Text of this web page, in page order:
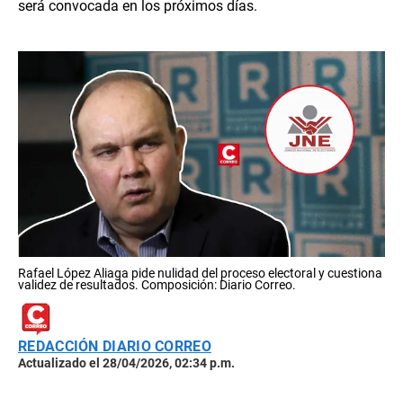
será convocada en los próximos días.
Rafael López Aliaga pide nulidad del proceso electoral y cuestiona
validez de resultados. Composición: Diario Correo.
REDACCIÓN DIARIO CORREO
Actualizado el 28/04/2026, 02:34 p.m.